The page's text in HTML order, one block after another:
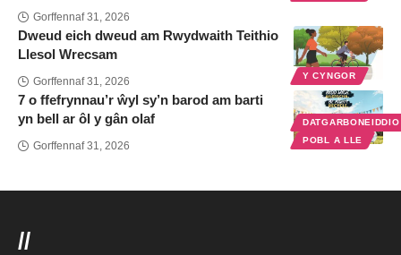
Gorffennaf 31, 2026
Y CYNGOR
Dweud eich dweud am Rwydwaith Teithio
Llesol Wrecsam
Gorffennaf 31, 2026
POBL A LLE
7 o ffefrynnau’r ŵyl sy’n barod am barti
yn bell ar ôl y gân olaf
Gorffennaf 31, 2026
//